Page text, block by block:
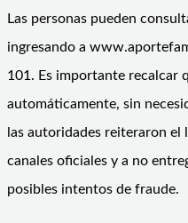
Las personas pueden
ingresando a
101. Es importante recalcar
automáticamente, sin
las autoridades reiteraron el
canales oficiales y a no
posibles intentos de fraude.